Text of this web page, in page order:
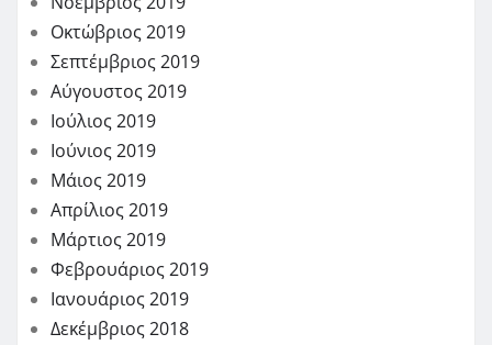
Οκτώβριος 2019
Σεπτέμβριος 2019
Αύγουστος 2019
Ιούλιος 2019
Ιούνιος 2019
Μάιος 2019
Απρίλιος 2019
Μάρτιος 2019
Φεβρουάριος 2019
Ιανουάριος 2019
Δεκέμβριος 2018